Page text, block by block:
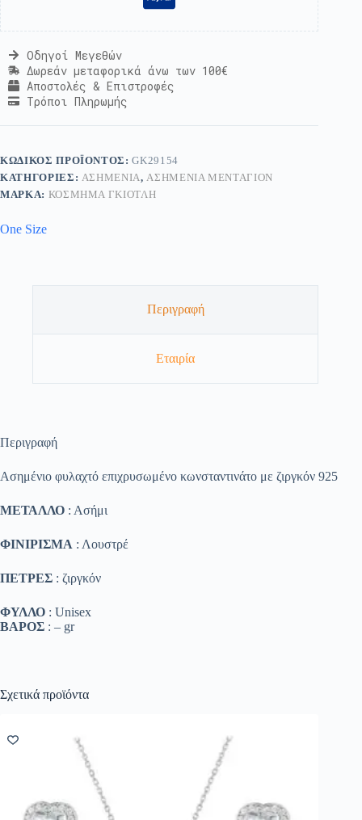
Οδηγοί Μεγεθών
Δωρεάν μεταφορικά άνω των 100€
Αποστολές & Επιστροφές
Τρόποι Πληρωμής
ΚΩΔΙΚΌΣ ΠΡΟΪΌΝΤΟΣ:GK29154
ΚΑΤΗΓΟΡΊΕΣ: ΑΣΗΜΈΝΙΑ, ΑΣΗΜΈΝΙΑ ΜΕΝΤΑΓΙΌΝ
ΜΆΡΚΑ: ΚΟΣΜΗΜΑ ΓΚΙΟΤΛΗ
One Size
Περιγραφή
Εταιρία
Περιγραφή
Ασημένιο φυλαχτό επιχρυσωμένο κωνσταντινάτο με ζιργκόν 925
ΜΕΤΑΛΛΟ : Ασήμι
ΦΙΝΙΡΙΣΜΑ : Λουστρέ
ΠΕΤΡΕΣ : ζιργκόν
ΦΥΛΛΟ : Unisex
ΒΑΡΟΣ : – gr
Σχετικά προϊόντα